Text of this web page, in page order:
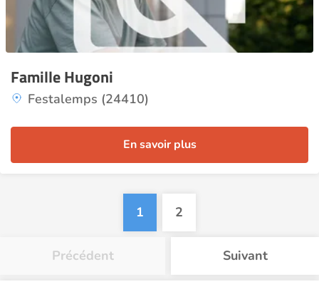
Famille Hugoni
Festalemps (24410)
En savoir plus
1 2
Précédent Suivant